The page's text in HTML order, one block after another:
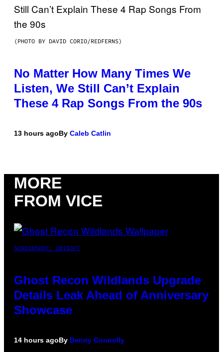
(PHOTO BY DAVID CORIO/REDFERNS)
No Matter How Many Times We
Listen, We Still Can’t Explain
These 4 Rap Songs From the 90s
13 hours agoBy Caleb Catlin
MORE
FROM VICE
SCREENSHOT: UBISOFT
Ghost Recon Wildlands Upgrade
Details Leak Ahead of Anniversary
Showcase
14 hours agoBy Denny Connolly